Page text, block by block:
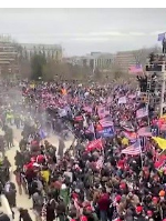
相逢
四十年 致力推动全
博士逝世 享年89岁
又相逢。中华日，等
特别报道（五）
励(Li Statler)与钢琴